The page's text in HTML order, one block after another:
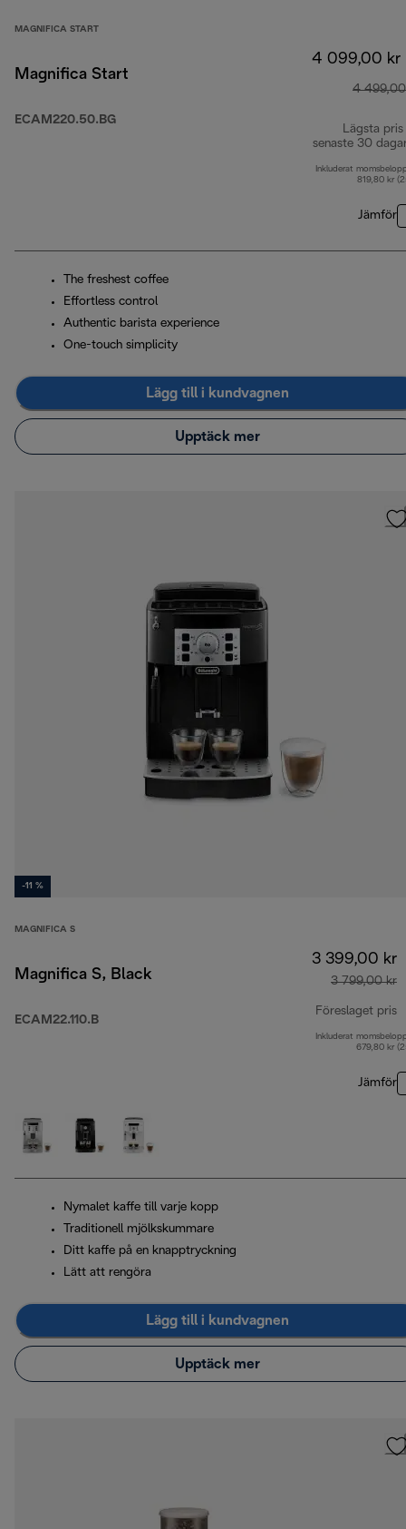
MAGNIFICA START
Magnifica Start
ECAM220.50.BG
4 099,00 kr
4
Lägsta pris
senaste 30
Inkluderat
819,80 kr
Jämför
The freshest coffee
Effortless control
Authentic barista experience
One-touch simplicity
Lägg till i kundvagnen
Upptäck mer
-11 %
MAGNIFICA S
Magnifica S, Black
ECAM22.110.B
3 399,00 kr
3 799,00 kr
Föreslaget pris
Inkluderat
679,80 kr
Jämför
Nymalet kaffe till varje kopp
Traditionell mjölkskummare
Ditt kaffe på en knapptryckning
Lätt att rengöra
Lägg till i kundvagnen
Upptäck mer